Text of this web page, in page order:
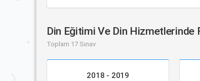
Din Eğitimi Ve Din Hizmetlerinde
Toplam 17 Sınav
2018 - 2019